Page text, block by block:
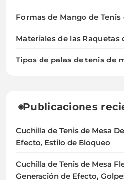
Formas de Mango de Tenis
Materiales de las Raquetas
Tipos de palas de tenis de
Publicaciones
Cuchilla de Tenis de Mesa
Efecto, Estilo de Bloqueo
Cuchilla de Tenis de Mesa
Generación de Efecto,